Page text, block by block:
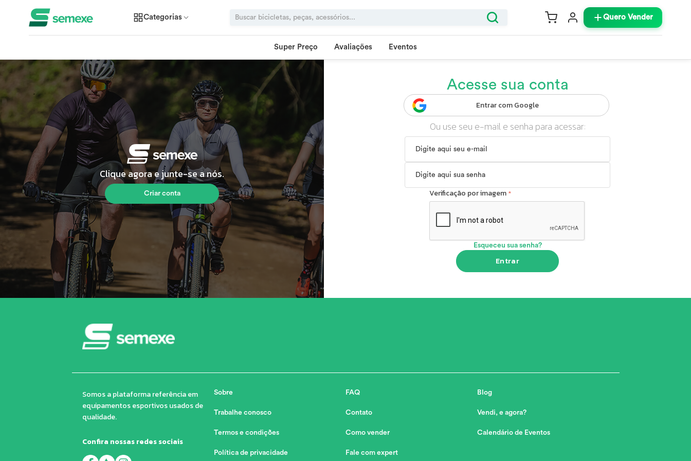
Categorias Quero Vender
Super Preço Avaliações Eventos
Clique agora e junte-se a nós.
Criar conta
Acesse sua conta
Entrar com Google
Ou use seu e-mail e senha para acessar:
Verificação por imagem
Esqueceu sua senha?
Entrar
Somos a plataforma referência em
equipamentos esportivos usados de
qualidade.
Confira nossas redes sociais
Sobre
Trabalhe conosco
Termos e condições
Política de privacidade
FAQ
Contato
Como vender
Fale com expert
Blog
Vendi, e agora?
Calendário de Eventos